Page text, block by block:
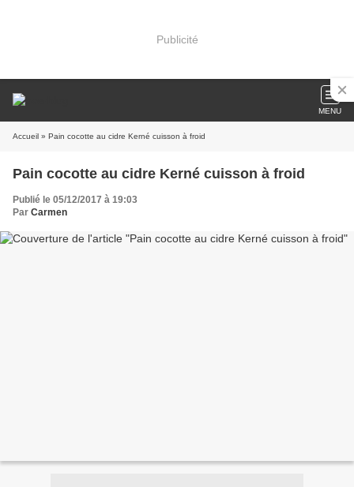
Publicité
MENU
Accueil » Pain cocotte au cidre Kerné cuisson à froid
Pain cocotte au cidre Kerné cuisson à froid
Publié le 05/12/2017 à 19:03
Par Carmen